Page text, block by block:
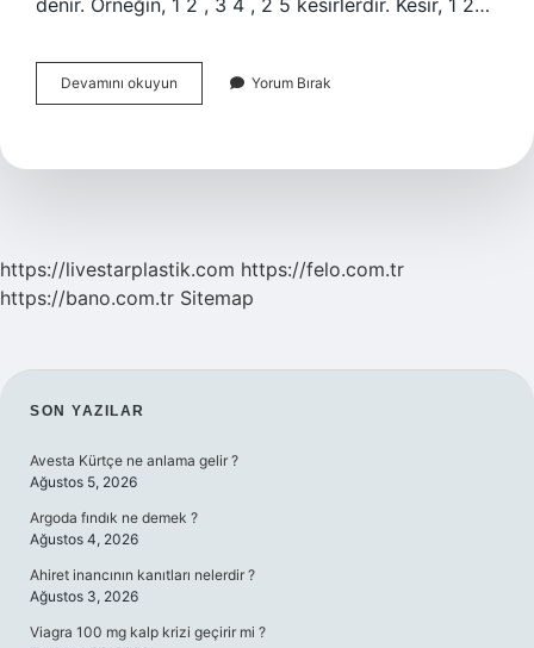
denir. Örneğin, 1 2 , 3 4 , 2 5 kesirlerdir. Kesir, 1 2…
Devamını okuyun
Tane
Var
Yorum Bırak
https://livestarplastik.com https://felo.com.tr
https://bano.com.tr Sitemap
SIDEBAR
SON YAZILAR
Avesta Kürtçe ne anlama gelir ?
Ağustos 5, 2026
Argoda fındık ne demek ?
Ağustos 4, 2026
Ahiret inancının kanıtları nelerdir ?
Ağustos 3, 2026
Viagra 100 mg kalp krizi geçirir mi ?